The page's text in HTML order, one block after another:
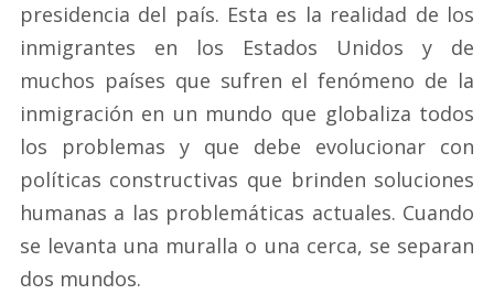
presidencia del país. Esta es la realidad de los
inmigrantes en los Estados Unidos y de
muchos países que sufren el fenómeno de la
inmigración en un mundo que globaliza todos
los problemas y que debe evolucionar con
políticas constructivas que brinden soluciones
humanas a las problemáticas actuales. Cuando
se levanta una muralla o una cerca, se separan
dos mundos.